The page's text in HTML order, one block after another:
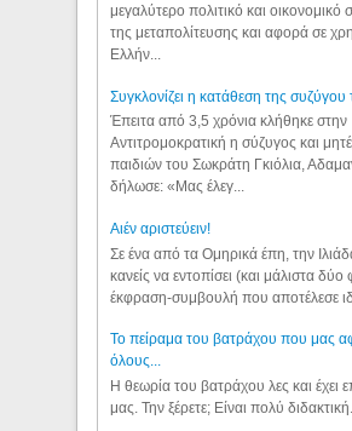
μεγαλύτερο πολιτικό και οικονομικό
της μεταπολίτευσης και αφορά σε
Ελλήν...
Συγκλονίζει η κατάθεση της συζύγου
Έπειτα από 3,5 χρόνια κλήθηκε στην
Αντιτρομοκρατική η σύζυγος και
παιδιών του Σωκράτη Γκιόλια,
δήλωσε: «Μας έλεγ...
Aιέν αριστεύειν!
Σε ένα από τα Ομηρικά έπη, την
κανείς να εντοπίσει (και μάλιστα δύο
έκφραση-συμβουλή που αποτέλεσε
Το πείραμα του βατράχου που μας
όλους...
Η θεωρία του βατράχου λες και έχει
μας. Την ξέρετε; Είναι πολύ διδακτική.